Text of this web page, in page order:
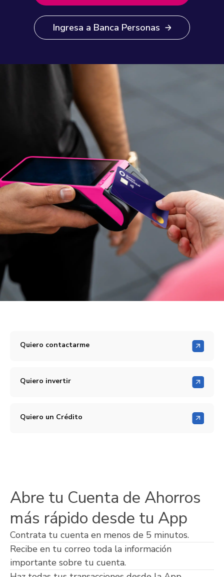
Ingresa a Banca Personas
Quiero contactarme
Quiero invertir
Quiero un Crédito
Abre tu Cuenta de Ahorros
más rápido desde tu App
Contrata tu cuenta en menos de 5 minutos.
Recibe en tu correo toda la información
importante sobre tu cuenta.